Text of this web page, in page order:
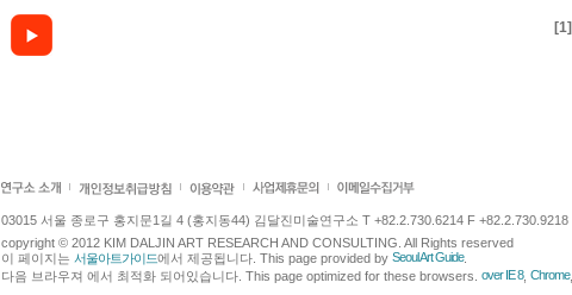
[1]
03015 서울 종로구 홍지문1길 4 (홍지동44) 김달진미술연구소 T +82.2.730.6214 F +82.2.730.9218
copyright © 2012 KIM DALJIN ART RESEARCH AND CONSULTING. All Rights reserved
이 페이지는 서울아트가이드에서 제공됩니다. This page provided by Seoul Art Guide.
다음 브라우져 에서 최적화 되어있습니다. This page optimized for these browsers. over IE 8, Chrome,